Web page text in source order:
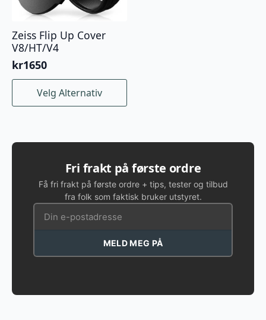
Zeiss Flip Up Cover
V8/HT/V4
kr1650
Velg Alternativ
Dette
produktet
Alternativene
produktsiden
Fri frakt på første ordre
Få fri frakt på første ordre + tips, tester og tilbud
fra folk som faktisk bruker utstyret.
MELD MEG PÅ